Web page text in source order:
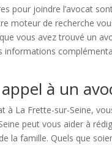
pour joindre l’avocat
moteur de recherche
vous avez trouvé un
à un
à La Frette-sur-Seine,
peut vous aider à
la famille. Quels que